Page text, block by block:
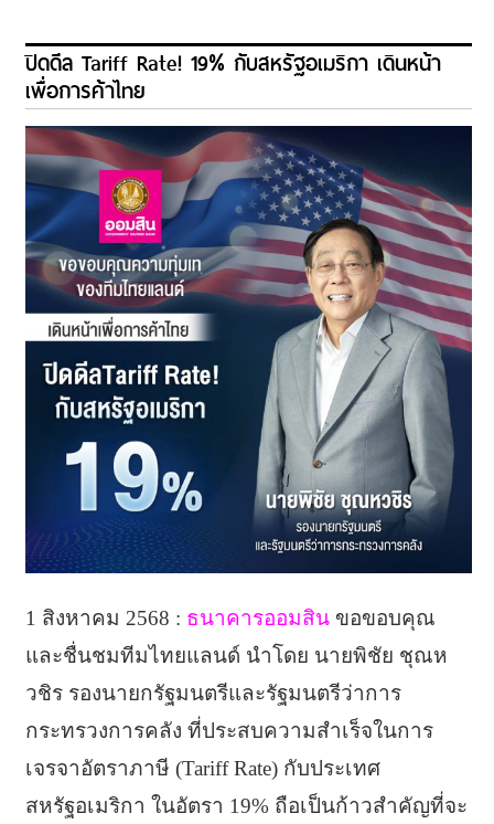
ปิดดีล Tariff Rate! 19% กับสหรัฐอเมริกา เดินหน้า
เพื่อการค้าไทย
1 สิงหาคม 2568 : ธนาคารออมสินขอขอบคุณ
และชื่นชมทีมไทยแลนด์ นำโดย นายพิชัย ชุณห
วชิร รองนายกรัฐมนตรีและรัฐมนตรีว่าการ
กระทรวงการคลัง ที่ประสบความสำเร็จในการ
เจรจาอัตราภาษี (Tariff Rate) กับประเทศ
สหรัฐอเมริกา ในอัตรา 19% ถือเป็นก้าวสำคัญที่จะ